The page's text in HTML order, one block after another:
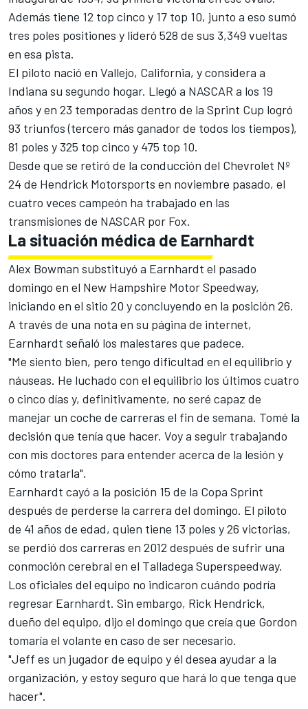
Además tiene 12 top cinco y 17 top 10, junto a eso sumó
tres poles positiones y lideró 528 de sus 3,349 vueltas
en esa pista.
El piloto nació en Vallejo, California, y considera a
Indiana su segundo hogar. Llegó a NASCAR a los 19
años y en 23 temporadas dentro de la Sprint Cup logró
93 triunfos (tercero más ganador de todos los tiempos),
81 poles y 325 top cinco y 475 top 10.
Desde que se retiró de la conducción del Chevrolet Nº
24 de Hendrick Motorsports en noviembre pasado, el
cuatro veces campeón ha trabajado en las
transmisiones de NASCAR por Fox.
La situación médica de Earnhardt
Alex Bowman substituyó a Earnhardt el pasado
domingo en el New Hampshire Motor Speedway,
iniciando en el sitio 20 y concluyendo en la posición 26.
A través de una nota en su página de internet,
Earnhardt señaló los malestares que padece.
"Me siento bien, pero tengo dificultad en el equilibrio y
náuseas. He luchado con el equilibrio los últimos cuatro
o cinco días y, definitivamente, no seré capaz de
manejar un coche de carreras el fin de semana. Tomé la
decisión que tenía que hacer. Voy a seguir trabajando
con mis doctores para entender acerca de la lesión y
cómo tratarla".
Earnhardt cayó a la posición 15 de la Copa Sprint
después de perderse la carrera del domingo. El piloto
de 41 años de edad, quien tiene 13 poles y 26 victorias,
se perdió dos carreras en 2012 después de sufrir una
conmoción cerebral en el Talladega Superspeedway.
Los oficiales del equipo no indicaron cuándo podría
regresar Earnhardt. Sin embargo, Rick Hendrick,
dueño del equipo, dijo el domingo que creía que Gordon
tomaría el volante en caso de ser necesario.
"Jeff es un jugador de equipo y él desea ayudar a la
organización, y estoy seguro que hará lo que tenga que
hacer".